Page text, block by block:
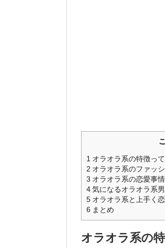
1 オラオラ系の特徴っ
2 オラオラ系のファッ
3 オラオラ系の恋愛事
4 気になるオラオラ系
5 オラオラ系と上手く
6 まとめ
オラオラ系の